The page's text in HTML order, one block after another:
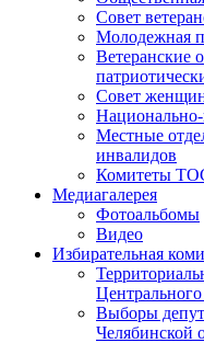
Совет
Молодежная
Ветеранские
Совет
Местные
инвалидов
Комитеты
Медиагалерея
Фотоальбомы
Видео
Избирательная
Выборы
Челябинской